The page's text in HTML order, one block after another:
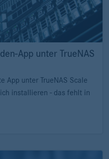
App unter TrueNAS
App unter TrueNAS Scale
installieren - das fehlt in